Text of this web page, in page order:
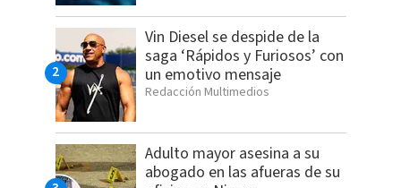
Vin Diesel se despide de la
saga ‘Rápidos y Furiosos’ con
un emotivo mensaje
Redacción Multimedios
Adulto mayor asesina a su
abogado en las afueras de su